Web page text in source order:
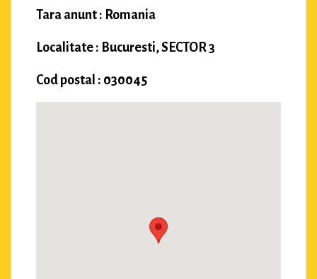
Tara anunt : Romania
Localitate : Bucuresti, SECTOR 3
Cod postal : 030045